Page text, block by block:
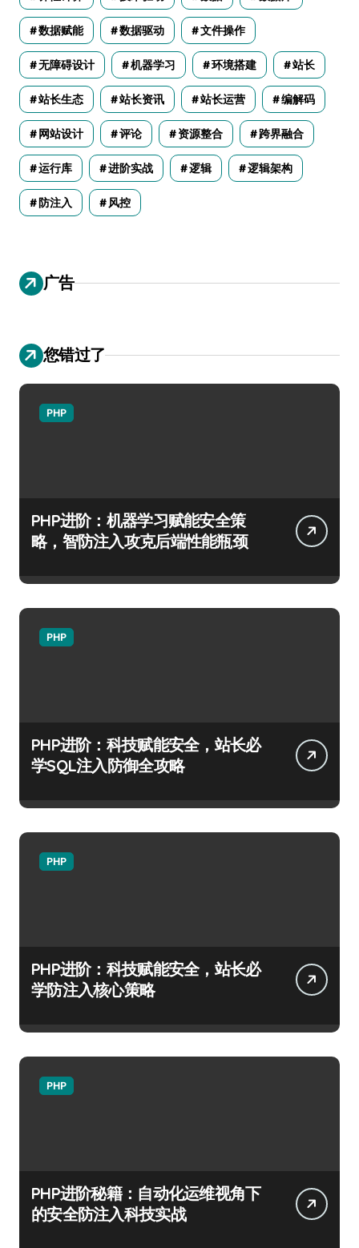
数据赋能 数据驱动 文件操作
无障碍设计 机器学习 环境搭建 站长
站长生态 站长资讯 站长运营 编解码
网站设计 评论 资源整合 跨界融合
运行库 进阶实战 逻辑 逻辑架构
防注入 风控
广告
您错过了
PHP
PHP进阶：机器学习赋能安全策
略，智防注入攻克后端性能瓶颈
PHP
PHP进阶：科技赋能安全，站长必
学SQL注入防御全攻略
PHP
PHP进阶：科技赋能安全，站长必
学防注入核心策略
PHP
PHP进阶秘籍：自动化运维视角下
的安全防注入科技实战